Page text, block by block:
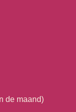
de maand)